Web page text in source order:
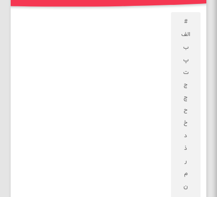
#
الف
ب
پ
ت
ج
چ
ح
خ
د
ذ
ر
م
ن